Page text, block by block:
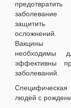
предотвратить
защитить
осложнений.
Вакцины
необходимы
эффективны
заболеваний.
Специфическая
людей с